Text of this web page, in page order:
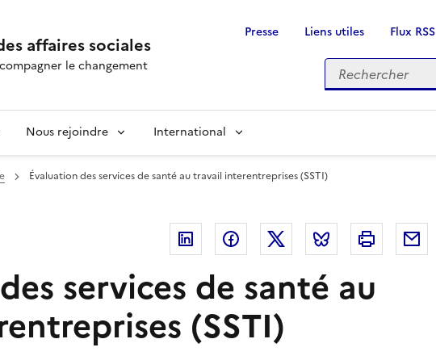
affaires sociales
le changement
Presse Liens utiles Flux RSS
Rechercher
Nous rejoindre International
Évaluation des services de santé au travail interentreprises (SSTI)
Linkedin FacebookTwitter Bluesky Imprimer
services de santé au
(SSTI)